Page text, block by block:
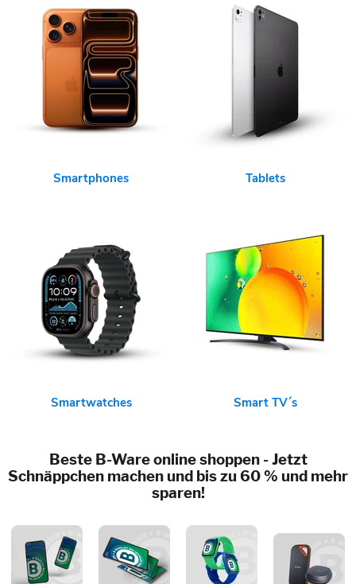
Smartphones Tablets
Smartwatches Smart TV´s
Beste B-Ware online shoppen - Jetzt
Schnäppchen machen und bis zu 60 % und mehr
sparen!